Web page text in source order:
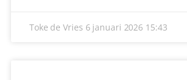
Toke de Vries 6 januari 2026 15:43